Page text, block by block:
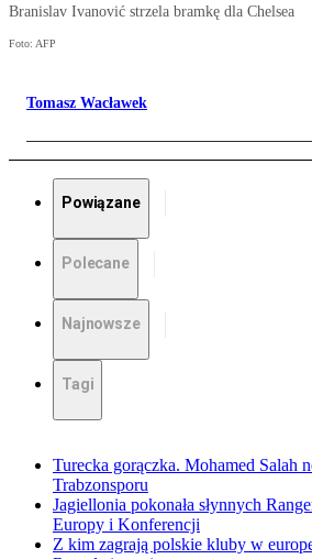
Branislav Ivanović strzela bramkę dla Chelsea
Foto: AFP
Tomasz Wacławek
Powiązane
Polecane
Najnowsze
Tagi
Turecka gorączka. Mohamed Salah
Trabzonsporu
Jagiellonia pokonała słynnych
Europy i Konferencji
Z kim zagrają polskie kluby w